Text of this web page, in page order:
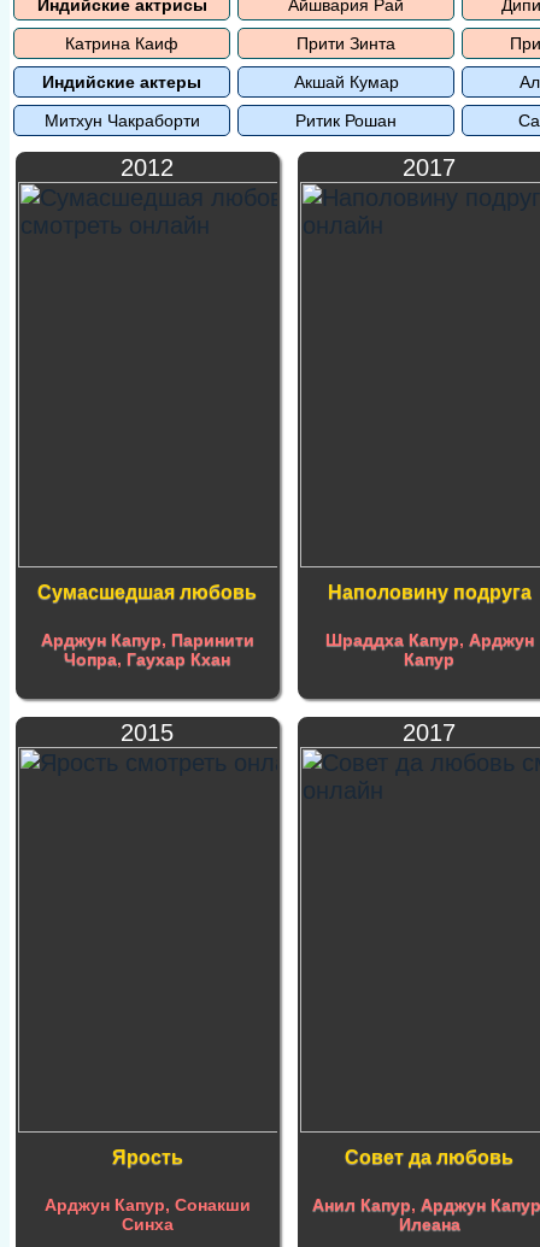
Индийские актрисы Айшвария Рай
Катрина Каиф
Прити Зинта
Индийские актеры
Акшай Кумар
Митхун Чакраборти
Ритик Рошан
2012
Сумасшедшая любовь
Арджун Капур, Паринити
Чопра,Гаухар Кхан
2017
Наполовину подруга
Шраддха Капур, Арджун
Капур
2015
Ярость
Арджун Капур, Сонакши
Синха
2017
Совет да любовь
Анил Капур,Арджун
Илеана